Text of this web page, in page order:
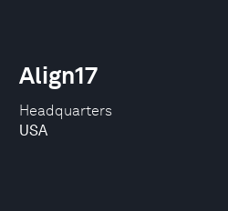
Headquarters
USA
Align17